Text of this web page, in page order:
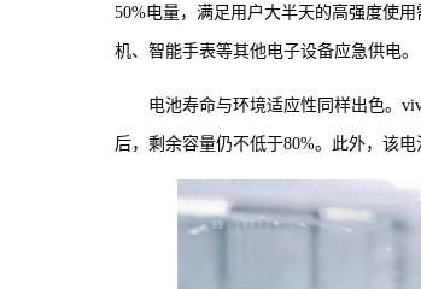
50%电量，满足用户大半天的高强度使
机、智能手表等其他电子设备应急供电。
电池寿命与环境适应性同样出色。
后，剩余容量仍不低于80%。此外，该